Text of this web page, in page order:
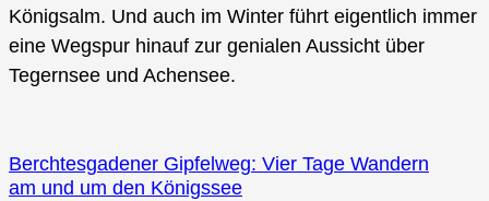
Königsalm. Und auch im Winter führt eigentlich immer
eine Wegspur hinauf zur genialen Aussicht über
Tegernsee und Achensee.
Berchtesgadener Gipfelweg: Vier Tage Wandern
am und um den Königssee